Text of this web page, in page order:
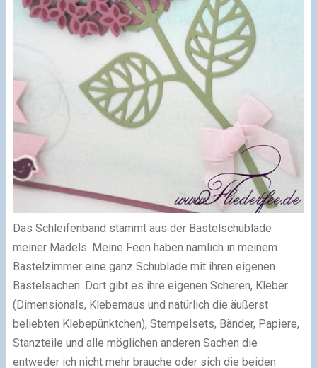
Das Schleifenband stammt aus der Bastelschublade
meiner Mädels. Meine Feen haben nämlich in meinem
Bastelzimmer eine ganz Schublade mit ihren eigenen
Bastelsachen. Dort gibt es ihre eigenen Scheren, Kleber
(Dimensionals, Klebemaus und natürlich die äußerst
beliebten Klebepünktchen), Stempelsets, Bänder, Papiere,
Stanzteile und alle möglichen anderen Sachen die
entweder ich nicht mehr brauche oder sich die beiden